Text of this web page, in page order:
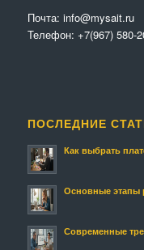
Почта: info@mysait.ru
Телефон: +7(967) 580-
ПОСЛЕДНИЕ
Как выбрать
Основные этапы
Современные